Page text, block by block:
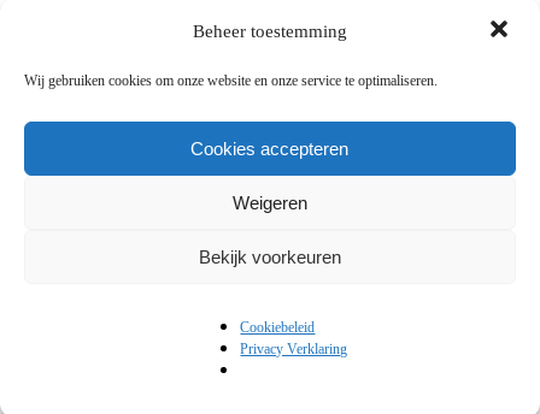
Beheer toestemming
Wij gebruiken cookies om onze website en onze service te optimaliseren.
Cookies accepteren
Weigeren
Bekijk voorkeuren
Cookiebeleid
Privacy Verklaring
Kitchen confidential
Categorieën
Categorieën